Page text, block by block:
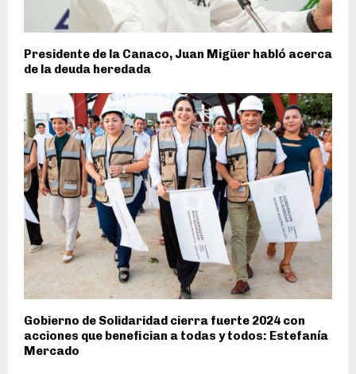
Presidente de la Canaco, Juan Migüer habló acerca
de la deuda heredada
Gobierno de Solidaridad cierra fuerte 2024 con
acciones que benefician a todas y todos: Estefanía
Mercado